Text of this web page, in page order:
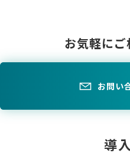
お気軽に
お問い
導